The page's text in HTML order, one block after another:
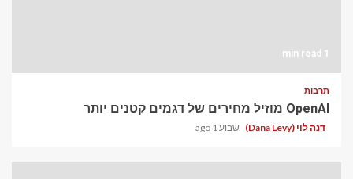
1 min read
תרבות
OpenAI מוזיל מחירים של דגמים קטנים יותר
דנה לוי (Dana Levy) שבוע 1 ago